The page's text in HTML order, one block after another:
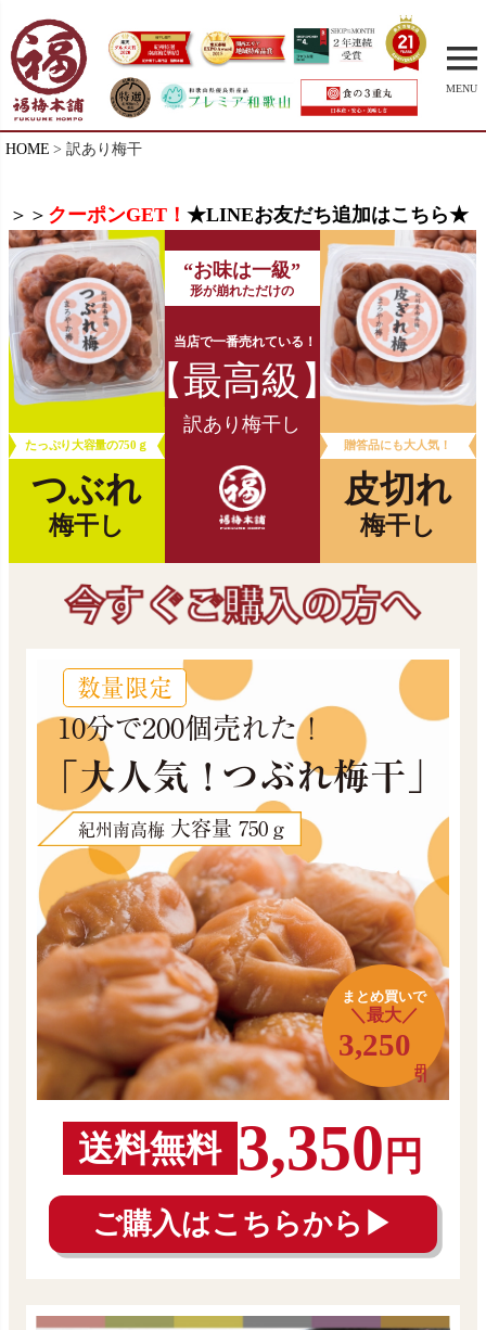
MENU
HOME 訳あり梅干
＞＞ クーポンGET！ ★LINEお友だち追加はこちら★
たっぷり大容量の750ｇ
つぶれ
梅干し
“お味は一級”
形が崩れただけの
当店で一番売れている ！
【最高級】
訳あり梅干し
贈答品にも大人気！
皮切れ
梅干し
数量限定
10分で200個売れた！
「大人気 ！ つぶれ梅干」
紀州南高梅 大容量 750ｇ
まとめ買いで
＼最大／
3,250
送料無料 3,350 円
ご購入はこちらから▶